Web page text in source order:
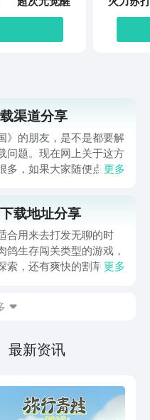
渠道分享
》的朋友，是不是都要解
问题。现在网上关于这方
多，如果大家随便点击陌
加方便，九游是手游福
台，在这里不仅能够看到
及时查看后续的消息、活
。
更多
载地址分享
合用来去打发无聊的时
鸽生存闯关类型的游戏，
索，还有爽快的割草闯关
游戏的上手门槛还是比较
，可玩性真的比较高。
更多
最新资讯